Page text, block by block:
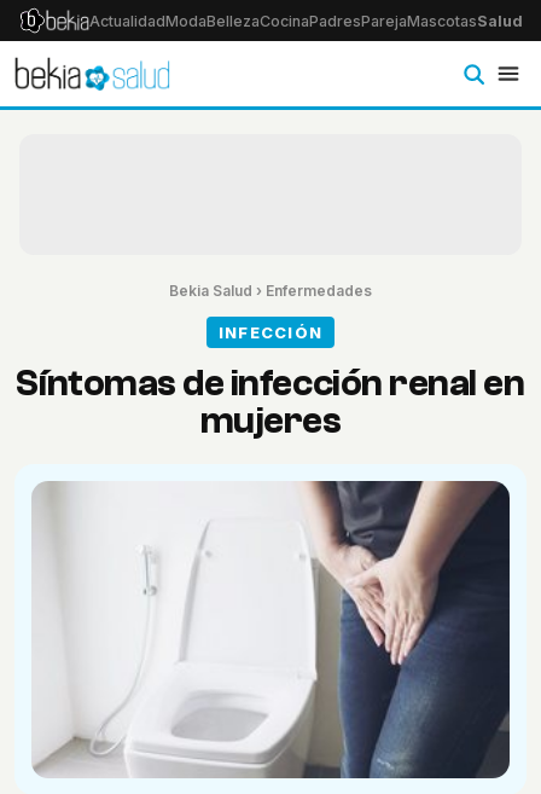
ActualidadModaBellezaCocinaPadresParejaMascotasSalud
Bekia Salud › Enfermedades
INFECCIÓN
Síntomas de infección renal en
mujeres